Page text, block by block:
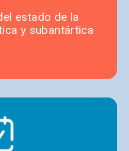
estado de la
y subantártica